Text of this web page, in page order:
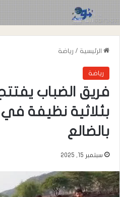
الرئيسية / رياضة
رياضة
فريق الضباب يفتتح
بثلاثية نظيفة
بالضالع
سبتمبر 15, 2025